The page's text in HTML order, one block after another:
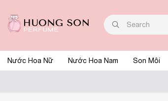
Nước Hoa Nữ Nước Hoa Nam Son Môi